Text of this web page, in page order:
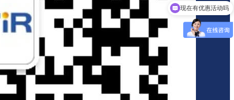
现在有优惠活动吗